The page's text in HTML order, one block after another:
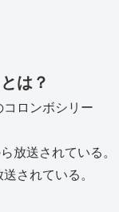
は？
ロンボシリー
放送されている。
されている。